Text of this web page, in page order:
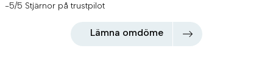
-5/5 Stjärnor på trustpilot
Lämna omdöme